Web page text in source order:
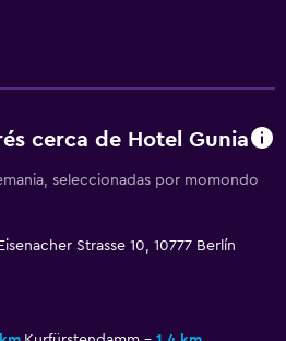
cerca de Hotel Gunia
seleccionadas por momondo
Strasse 10, 10777 Berlín